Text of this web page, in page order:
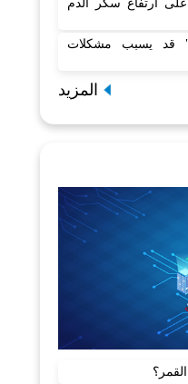
ارتفاع سكر الدم
قد يسبب مشكلات
المزيد